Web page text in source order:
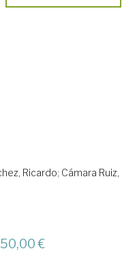
Ricardo; Cámara Ruiz,
50,00 €